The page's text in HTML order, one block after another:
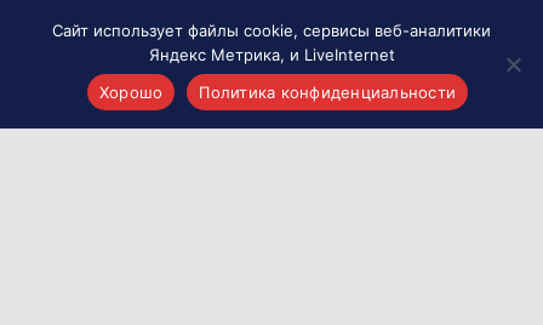
Сайт использует файлы cookie, сервисы веб-аналитики
Яндекс Метрика, и LiveInternet
Хорошо
Политика конфиденциальности